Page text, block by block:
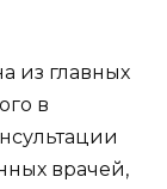
из главных
в
врачей,